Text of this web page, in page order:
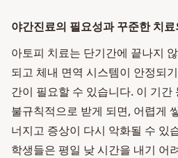
야간진료의 필요성과 꾸준한 치
아토피 치료는 단기간에 끝나지
되고 체내 면역 시스템이 안정되
간이 필요할 수 있습니다. 이 기
불규칙적으로 받게 되면, 어렵게
너지고 증상이 다시 악화될 수 있
학생들은 평일 낮 시간을 내기 어